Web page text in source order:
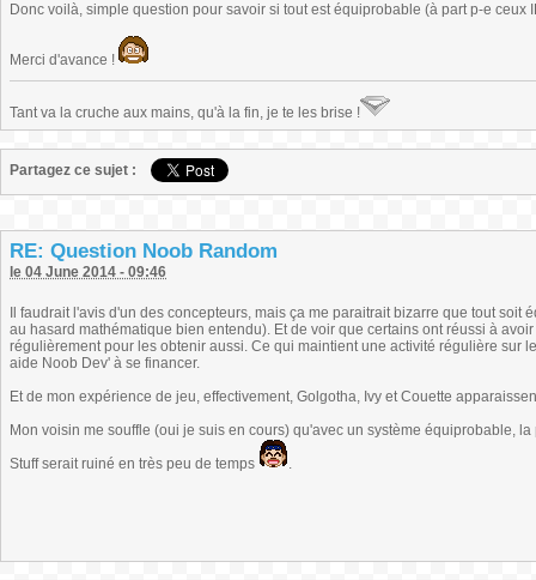
Donc voilà, simple question pour savoir si tout est équiprobable (à part p-e ceux
Merci d'avance !
Tant va la cruche aux mains, qu'à la fin, je te les brise !
Partagez ce sujet :
RE: Question Noob Random
le 04 June 2014 - 09:46
Il faudrait l'avis d'un des concepteurs, mais ça me paraitrait bizarre que tout
au hasard mathématique bien entendu). Et de voir que certains ont réussi à
régulièrement pour les obtenir aussi. Ce qui maintient une activité régulière sur
aide Noob Dev' à se financer.
Et de mon expérience de jeu, effectivement, Golgotha, Ivy et Couette
Mon voisin me souffle (oui je suis en cours) qu'avec un système équiprobable,
Stuff serait ruiné en très peu de temps
.